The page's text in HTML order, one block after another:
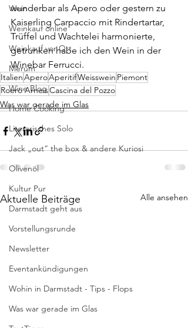
Wein
Weinkauf online
Weinkauf vor Ort
Merum
Wine Blog
Home Cooking
Literarisches Solo
Jack „out“ the box & andere Kuriosi
Olivenöl
Kultur Pur
Darmstadt geht aus
Vorstellungsrunde
Newsletter
Eventankündigungen
Wohin in Darmstadt - Tips - Flops
Was war gerade im Glas
wunderbar als Apero oder gestern zu
Kaiserling Carpaccio mit Rindertartar,
Trüffel und Wachtelei harmonierte,
getrunken habe ich den Wein in der
Winebar Ferrucci.
ItalienAperoAperitifWeisswein Piemont
Roero ArneisCascina del Pozzo
Was war gerade im Glas
Aktuelle Beiträge Alle ansehen